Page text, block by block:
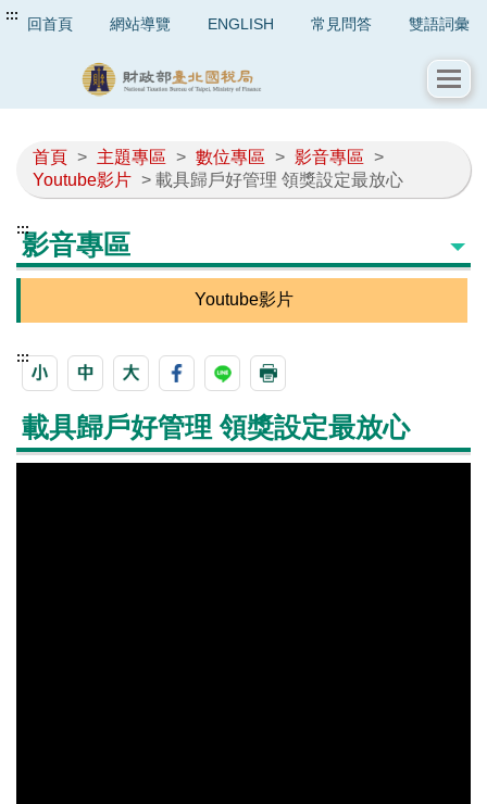
::: 回首頁 網站導覽 ENGLISH 常見問答 雙語詞彙
首頁 > 主題專區 > 數位專區 > 影音專區 >
Youtube影片 > 載具歸戶好管理 領獎設定最放心
:::影音專區
Youtube影片
:::
載具歸戶好管理 領獎設定最放心